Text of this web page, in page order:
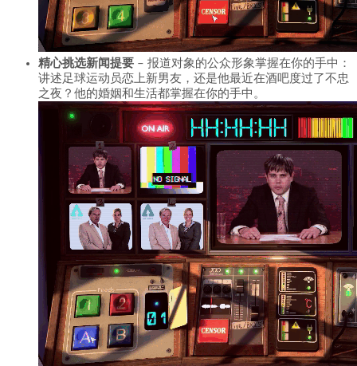
精心挑选新闻提要 – 报道对象的公众形象掌握在你的手中：
讲述足球运动员恋上新男友，还是他最近在酒吧度过了不忠
之夜？他的婚姻和生活都掌握在你的手中。